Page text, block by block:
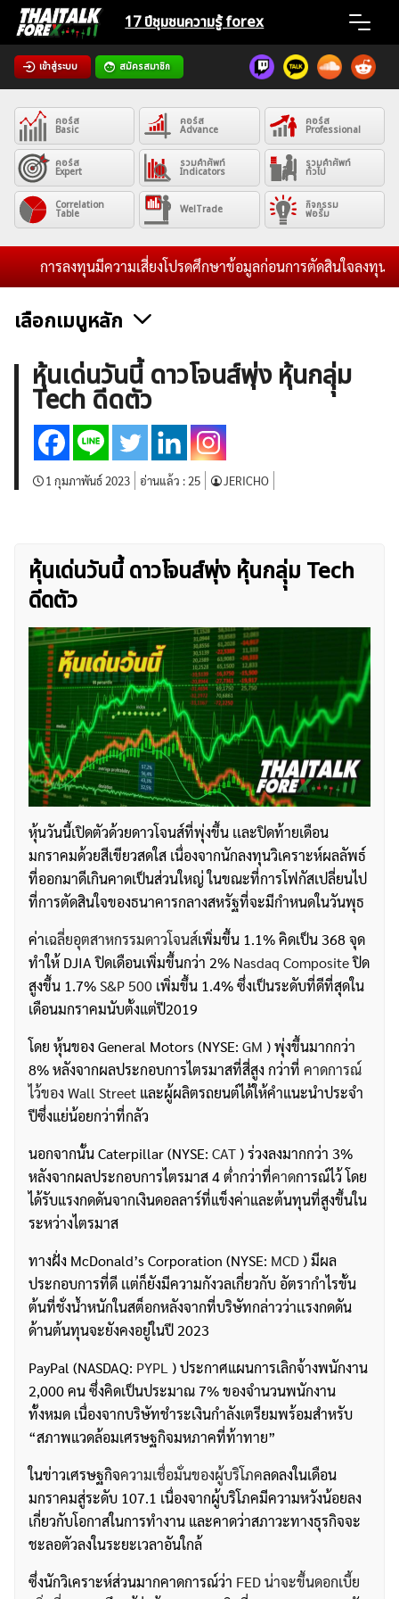
Skip
content
17 ปีชุมชนความรู้ forex
เข้าสู่ระบบ สมัครสมาชิก
Home
News
Articles
VPS Register
ค้นหา
สำหรับ:
คอร์ส
Basic
คอร์ส
Advance
คอร์ส
Professional
คอร์ส
Expert
รวมคำศัพท์
Indicators
รวมคำศัพท์
ทั่วไป
Correlation
Table WelTrade กิจกรรม
ฟอรั่ม
การลงทุนมีความเสี่ยงโปรดศึกษาข้อมูลก่อนการตัดสินใจลงทุน แล
เลือกเมนูหลัก
ข่าวฟอเร็กซ์และสกุลเงิน คริปโตเคอร์เรนซี
ฟรีซิกแนล รายวัน
บทวิเคราะห์
เศรษฐกิจทั่วไป
สินค้าโภคภัณฑ์
โบรกเกอร์ FX
โปรโมชั่น Forex
กองทุน Forex
ฟรี EA
หุ้นเด่นวันนี้ ดาวโจนส์พุ่ง หุ้นกลุุ่ม
Tech ดีดตัว
1 กุมภาพันธ์ 2023 อ่านแล้ว :25 JERICHO
หุ้นเด่นวันนี้ ดาวโจนส์พุ่ง หุ้นกลุุ่ม Tech
ดีดตัว
หุ้นวันนี้เปิดตัวด้วยดาวโจนส์ที่พุ่งขึ้น เเละปิดท้ายเดือน
มกราคมด้วยสีเขียวสดใส เนื่องจากนักลงทุนวิเคราะห์ผลลัพธ์
ที่ออกมาดีเกินคาดเป็นส่วนใหญ่ ในขณะที่การโฟกัสเปลี่ยนไป
ที่การตัดสินใจของธนาคารกลางสหรัฐที่จะมีกำหนดในวันพุธ
ค่าเฉลี่ยอุตสาหกรรมดาวโจนส์เพิ่มขึ้น 1.1% คิดเป็น 368 จุด
ทำให้ DJIA ปิดเดือนเพิ่มขึ้นกว่า 2% Nasdaq Compositeปิด
สูงขึ้น 1.7%S&P 500 เพิ่มขึ้น 1.4% ซึ่งเป็นระดับที่ดีที่สุดใน
เดือนมกราคมนับตั้งแต่ปี2019
โดย หุ้นของ General Motors (NYSE: GM ) พุ่งขึ้นมากกว่า
8% หลังจากผลประกอบการไตรมาสที่สี่สูง กว่าที่ คาดการณ์
ไว้ของ Wall Street และผู้ผลิตรถยนต์ได้ให้คำแนะนำประจำ
ปีซึ่งแย่น้อยกว่าที่กลัว
นอกจากนั้น Caterpillar (NYSE: CAT) ร่วงลงมากกว่า 3%
หลังจากผลประกอบการไตรมาส 4 ต่ำกว่าที่คาดการณ์ไว้ โดย
ได้รับแรงกดดันจากเงินดอลลาร์ที่แข็งค่าและต้นทุนที่สูงขึ้นใน
ระหว่างไตรมาส
ทางฝั่ง McDonald’s Corporation (NYSE: MCD) มีผล
ประกอบการที่ดี เเต่ก็ยังมีความกังวลเกี่ยวกับ อัตรากำไรขั้น
ต้นที่ชั่งน้ำหนักในสต็อกหลังจากที่บริษัทกล่าวว่าเเรงกดดัน
ด้านต้นทุนจะยังคงอยู่ในปี 2023
PayPal (NASDAQ: PYPL) ประกาศแผนการเลิกจ้างพนักงาน
2,000 คน ซึ่งคิดเป็นประมาณ 7% ของจำนวนพนักงาน
ทั้งหมด เนื่องจากบริษัทชำระเงินกำลังเตรียมพร้อมสำหรับ
“สภาพแวดล้อมเศรษฐกิจมหภาคที่ท้าทาย”
ในข่าวเศรษฐกิจความเชื่อมั่นของผู้บริโภคลดลงในเดือน
มกราคมสู่ระดับ 107.1 เนื่องจากผู้บริโภคมีความหวังน้อยลง
เกี่ยวกับโอกาสในการทำงาน และคาดว่าสภาวะทางธุรกิจจะ
ชะลอตัวลงในระยะเวลาอันใกล้
ซึ่งนักวิเคราะห์ส่วนมากคาดการณ์ว่า FED น่าจะขึ้นดอกเบี้ย